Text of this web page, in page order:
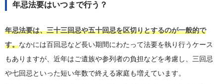
年忌法要はいつまで行う？
年忌法要は、三十三回忌や五十回忌を区切りとするのが一般的で
す。なかには百回忌など長い期間にわたって法要を執り行うケース
もありますが、近年はご遺族や参列者の負担などを考慮し、三回忌
や七回忌といった短い年数で終える家庭も増えています。